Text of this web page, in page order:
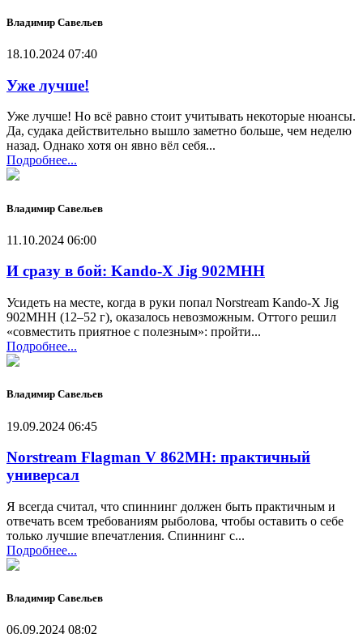
Владимир Савельев
18.10.2024 07:40
Уже лучше!
Уже лучше! Но всё равно стоит учитывать некоторые нюансы.
Да, судака действительно вышло заметно больше, чем неделю
назад. Однако хотя он явно вёл себя...
Подробнее...
Владимир Савельев
11.10.2024 06:00
И сразу в бой: Kando-X Jig 902MHH
Усидеть на месте, когда в руки попал Norstream Kando-X Jig
902MHH (12–52 г), оказалось невозможным. Оттого решил
«совместить приятное с полезным»: пройти...
Подробнее...
Владимир Савельев
19.09.2024 06:45
Norstream Flagman V 862MH: практичный
универсал
Я всегда считал, что спиннинг должен быть практичным и
отвечать всем требованиям рыболова, чтобы оставить о себе
только лучшие впечатления. Спиннинг с...
Подробнее...
Владимир Савельев
06.09.2024 08:02